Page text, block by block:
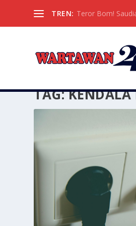
TREN: Teror Bom!
TAG:KENDALA